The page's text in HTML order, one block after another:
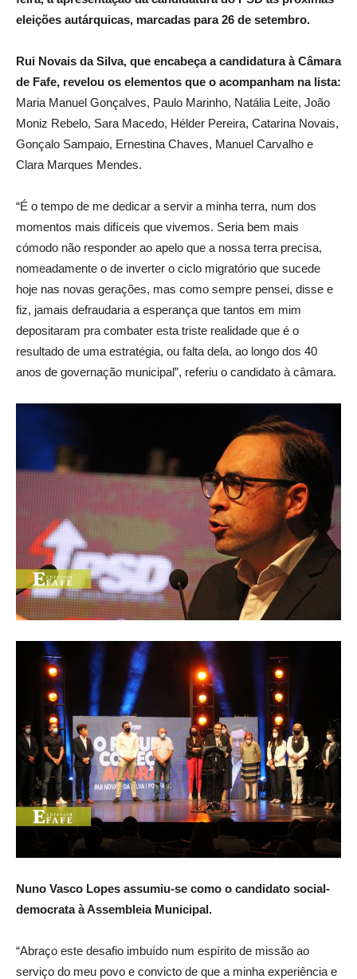
eleições autárquicas, marcadas para 26 de setembro.
Rui Novais da Silva, que encabeça a candidatura à Câmara
de Fafe, revelou os elementos que o acompanham na lista:
Maria Manuel Gonçalves, Paulo Marinho, Natália Leite, João
Moniz Rebelo, Sara Macedo, Hélder Pereira, Catarina Novais,
Gonçalo Sampaio, Ernestina Chaves, Manuel Carvalho e
Clara Marques Mendes.
“É o tempo de me dedicar a servir a minha terra, num dos
momentos mais difíceis que vivemos. Seria bem mais
cómodo não responder ao apelo que a nossa terra precisa,
nomeadamente o de inverter o ciclo migratório que sucede
hoje nas novas gerações, mas como sempre pensei, disse e
fiz, jamais defraudaria a esperança que tantos em mim
depositaram pra combater esta triste realidade que é o
resultado de uma estratégia, ou falta dela, ao longo dos 40
anos de governação municipal”, referiu o candidato à câmara.
Nuno Vasco Lopes assumiu-se como o candidato social-
democrata à Assembleia Municipal.
“Abraço este desafio imbuído num espírito de missão ao
serviço do meu povo e convicto de que a minha experiência e